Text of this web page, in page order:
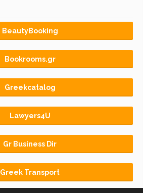
BeautyBooking
Bookrooms.gr
Greekcatalog
Lawyers4U
Gr Business Dir
Greek Transport